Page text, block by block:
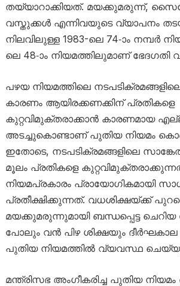
തയ്യാറാക്കിയത്. മയക്കുമരുന്ന്,
വസ്തുക്കൾ എന്നിവയുടെ വ്യാപനം
നിലവിലുള്ള 1983-ലെ 74-ാം നമ്പർ
ലെ 48-ാം നിയമത്തിലുമാണ് ഭേദഗതി
പഴയ നിയമത്തിലെ
കാരണം ആയിരക്കണക്കിന് പ്രതികളെ
കുറ്റവിമുക്തരാക്കാൻ കാരണമായ
അടച്ചുകൊണ്ടാണ് പുതിയ നിയമം
ഇതോടെ, നടപടിക്രമങ്ങളിലെ
മൂലം പ്രതികളെ
നിയമപ്രകാരം പ്രായോഗികമായി
പ്രതീക്ഷിക്കുന്നത്. വധശിക്ഷയ്ക്ക്
മയക്കുമരുന്നുമായി ബന്ധപ്പെട്ട
പോലും വൻ പിഴ ശിക്ഷയും
പുതിയ നിയമത്തിൽ വ്യവസ്ഥ
മന്ത്രിസഭ അംഗീകരിച്ച പുതിയ നിയമം